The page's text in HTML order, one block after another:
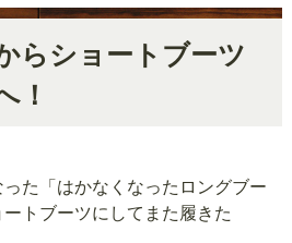
らショートブーツ
！
た「はかなくなったロングブー
トブーツにしてまた履きた